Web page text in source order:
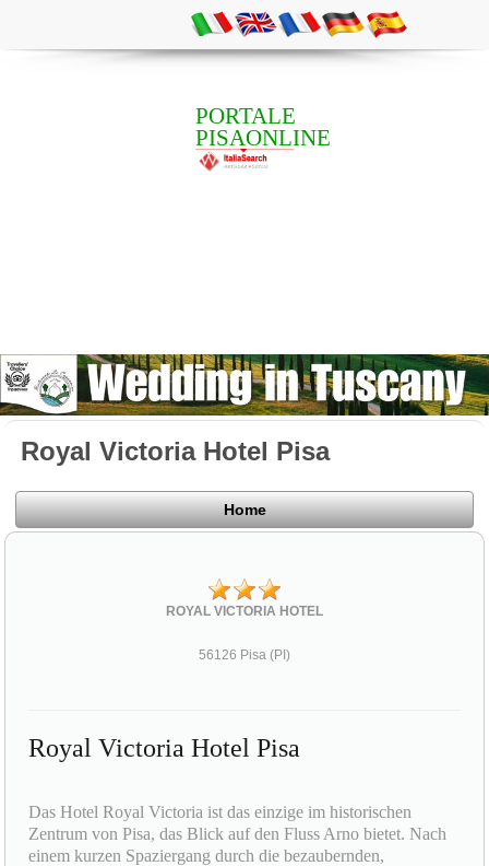
PORTALE
PISAONLINE
Royal Victoria Hotel Pisa
Home
ROYAL VICTORIA HOTEL
56126 Pisa (PI)
Royal Victoria Hotel Pisa
Das Hotel Royal Victoria ist das einzige im historischen
Zentrum von Pisa, das Blick auf den Fluss Arno bietet. Nach
einem kurzen Spaziergang durch die bezaubernden,